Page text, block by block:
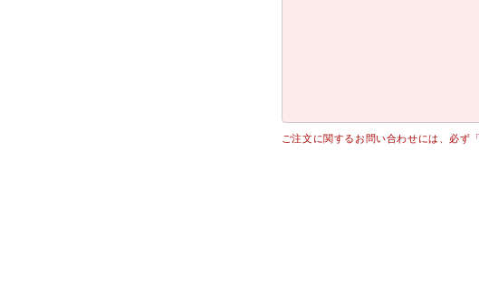
ご注文に関するお問い合わせには、必ず